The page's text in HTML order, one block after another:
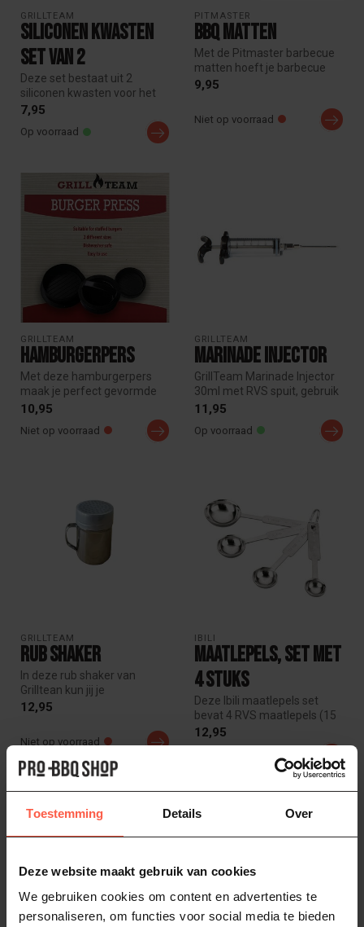
Toestemming Details Over
Deze website maakt gebruik van cookies
We gebruiken cookies om content en advertenties te
personaliseren, om functies voor social media te bieden
GRILLTEAM
Siliconen kwasten
set van 2
Deze set bestaat uit 2
siliconen kwasten voor het
aanbrengen van olie, sauzen
7,95
Op voorraad
PITMASTER
BBQ Matten
Met de Pitmaster barbecue
matten hoeft je barbecue
rooster nooit meer vies te
9,95
Niet op voorraad
GRILLTEAM
Hamburgerpers
Met deze hamburgerpers
maak je perfect gevormde
hamburgers naar eigen
10,95
Niet op voorraad
GRILLTEAM
Marinade Injector
GrillTeam Marinade Injector
30ml met RVS spuit, gebruik
deze injector om grote s...
11,95
Op voorraad
GRILLTEAM
Rub shaker
In deze rub shaker van
Grilltean kun jij je
zelfgemaakte rubs bewaren
12,95
Niet op voorraad
IBILI
Maatlepels, set met
4 stuks
Deze Ibili maatlepels set
bevat 4 RVS maatlepels (15
ml tot 1,25 ml) voor nauwke...
12,95